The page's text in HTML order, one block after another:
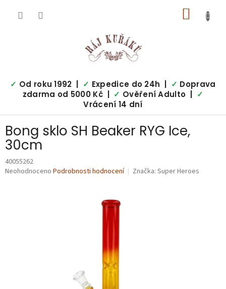
KOŠÍK
✓ Od roku 1992 | ✓ Expedice do 24h | ✓ Doprava
zdarma od 5000 Kč | ✓ Ověření Adulto |
✓
Vrácení 14 dní
Bong sklo SH Beaker RYG Ice,
30cm
40055262
Průměrné
Neohodnoceno Podrobnosti hodnocení Značka: Super Heroes